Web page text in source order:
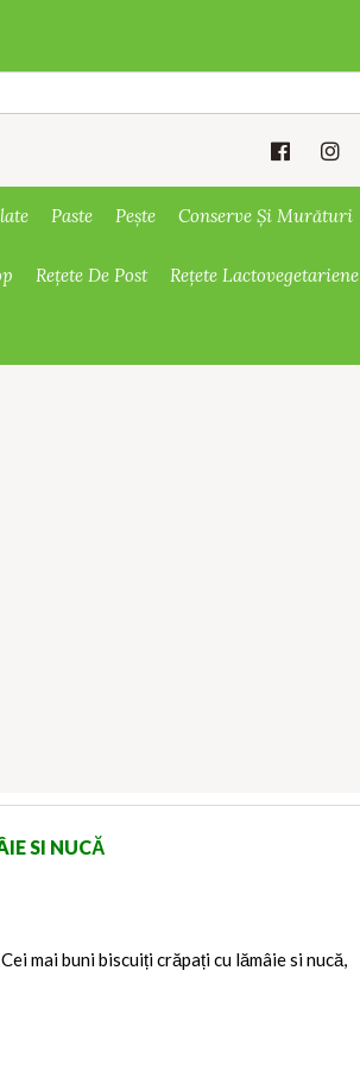
Paste Pește Conserve Și Murături
Rețete De Post Rețete Lactovegetariene
SI NUCĂ
mai buni biscuiți crăpați cu lămâie si nucă,